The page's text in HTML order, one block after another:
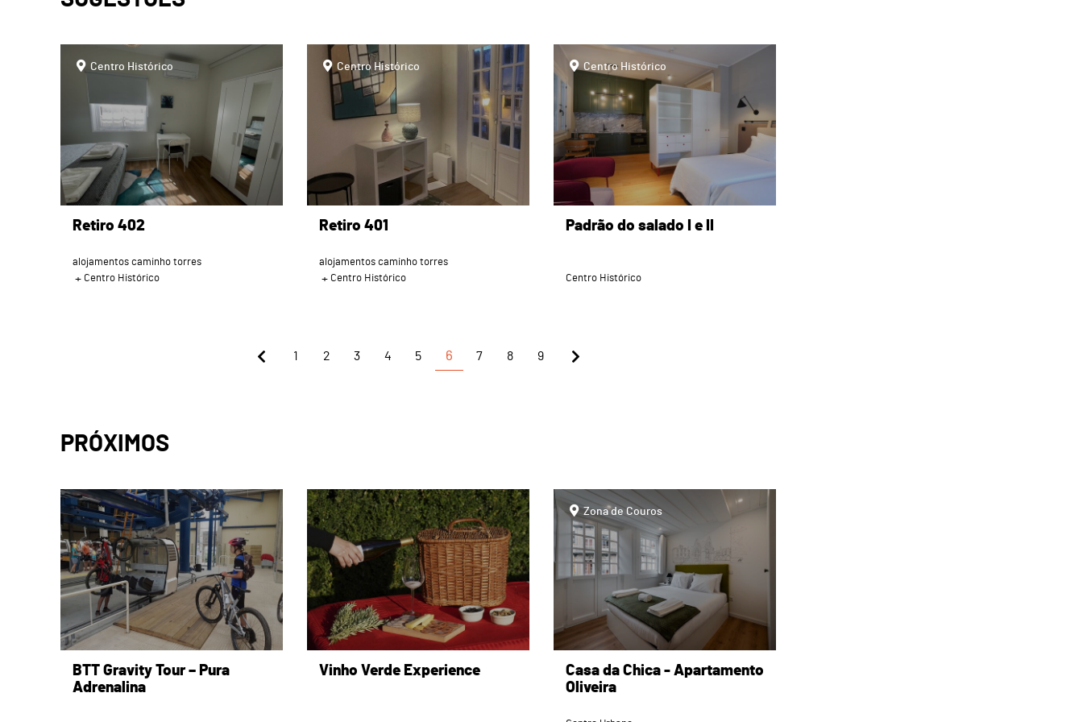
pageCentro Histórico
Retiro 402
alojamentos caminho torres
Centro Histórico
pageCentro Histórico
Retiro 401
alojamentos caminho torres
Centro Histórico
pageCentro Histórico
Padrão do salado I e II
Centro Histórico
1 2 3 4 5 6 7 8 9
PRÓXIMOS
page
BTT Gravity Tour – Pura
Adrenalina
Vinho Verde Experience
pageZona de Couros
Casa da Chica - Apartamento
Oliveira